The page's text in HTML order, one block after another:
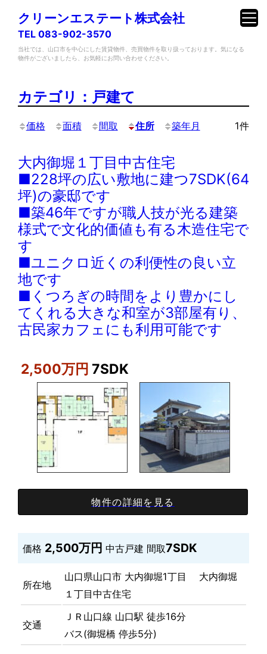
クリーンエステート株式会社
TEL 083-902-3570
当社では、山口市を中心にした賃貸物件、売買物件を取り扱っております。気になる
物件がございましたら、お気軽にお問い合わせください。
カテゴリ：戸建て
価格 面積 間取 住所 築年月 1件
大内御堀１丁目中古住宅
■228坪の広い敷地に建つ7SDK(64
坪)の豪邸です
■築46年ですが職人技が光る建築
様式で文化的価値も有る木造住宅で
す
■ユニクロ近くの利便性の良い立
地です
■くつろぎの時間をより豊かにし
てくれる大きな和室が3部屋有り、
古民家カフェにも利用可能です
2,500万円 7SDK
物件の詳細を見る
価格 2,500万円中古戸建 間取7SDK
所在地
山口県山口市 大内御堀1丁目 大内御堀
１丁目中古住宅
交通
ＪＲ山口線 山口駅 徒歩16分
バス(御堀橋 停歩5分)